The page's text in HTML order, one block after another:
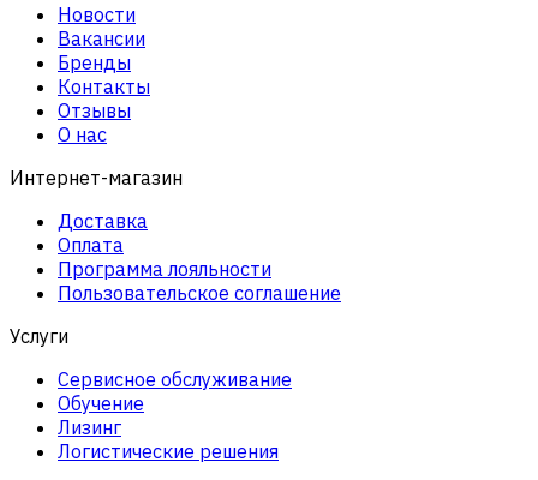
Новости
Вакансии
Бренды
Контакты
Отзывы
О нас
Интернет-магазин
Доставка
Оплата
Программа лояльности
Пользовательское соглашение
Услуги
Сервисное обслуживание
Обучение
Лизинг
Логистические решения